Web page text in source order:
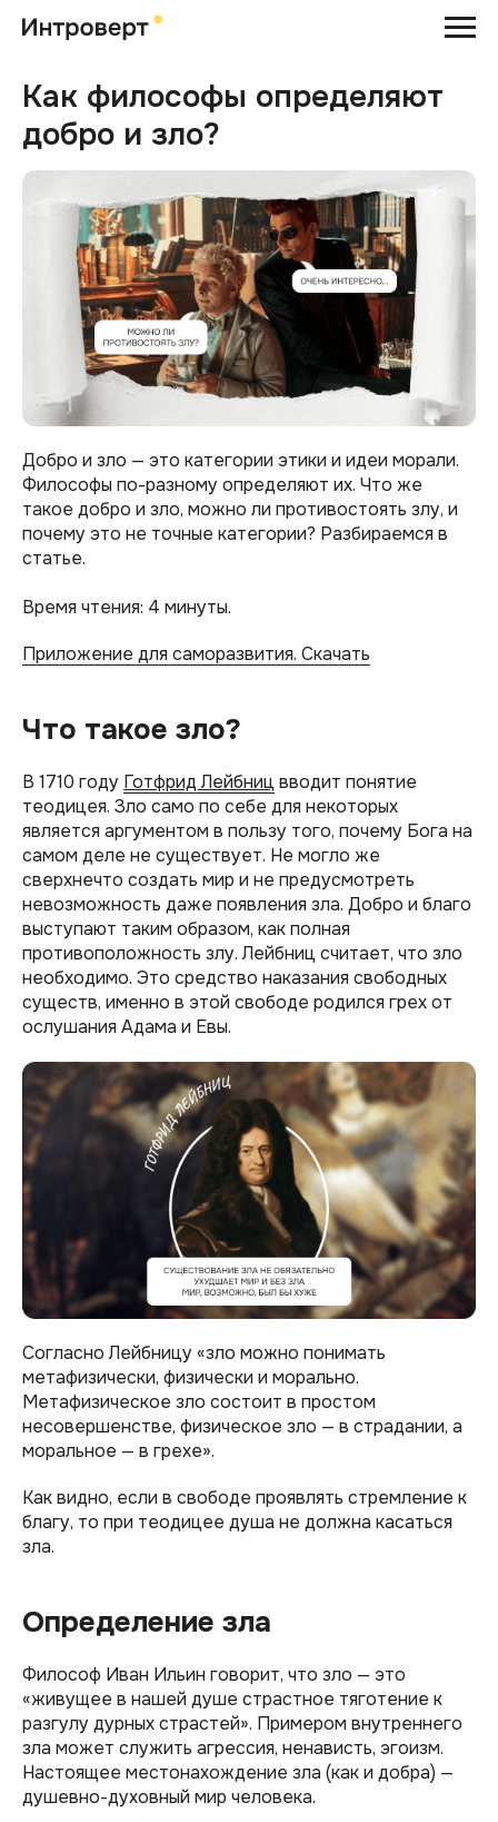
Как философы определяют
добро и зло?
Добро и зло — это категории этики и идеи морали.
Философы по-разному определяют их. Что же
такое добро и зло, можно ли противостоять злу, и
почему это не точные категории? Разбираемся в
статье.
Время чтения: 4 минуты.
Приложение для саморазвития. Скачать
Что такое зло?
В 1710 году Готфрид Лейбниц вводит понятие
теодицея. Зло само по себе для некоторых
является аргументом в пользу того, почему Бога на
самом деле не существует. Не могло же
сверхнечто создать мир и не предусмотреть
невозможность даже появления зла. Добро и благо
выступают таким образом, как полная
противоположность злу. Лейбниц считает, что зло
необходимо. Это средство наказания свободных
существ, именно в этой свободе родился грех от
ослушания Адама и Евы.
Согласно Лейбницу «зло можно понимать
метафизически, физически и морально.
Метафизическое зло состоит в простом
несовершенстве, физическое зло — в страдании, а
моральное — в грехе».
Как видно, если в свободе проявлять стремление к
благу, то при теодицее душа не должна касаться
зла.
Определение зла
Философ Иван Ильин говорит, что зло — это
«живущее в нашей душе страстное тяготение к
разгулу дурных страстей». Примером внутреннего
зла может служить агрессия, ненависть, эгоизм.
Настоящее местонахождение зла (как и добра) —
душевно-духовный мир человека.